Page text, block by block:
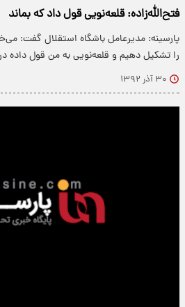
فتح‌الله‌زاده: قلعه‌نویی قول داد که بماند
پارسینه: مدیرعامل باشگاه استقلال گفت:
را تشکیل دهیم و قلعه‌نویی به من قول داده
۳۰ آذر ۱۳۹۲